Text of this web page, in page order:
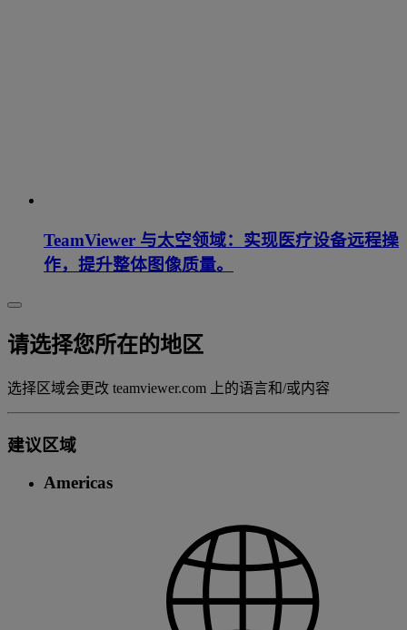
TeamViewer 与太空领域：实现医疗设备远程操
作，提升整体图像质量。
请选择您所在的地区
选择区域会更改 teamviewer.com 上的语言和/或内容
建议区域
Americas